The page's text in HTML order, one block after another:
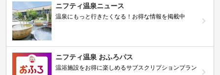
ニフティ温泉ニュース
温泉にもっと行きたくなる！お得な情報を掲載中
ニフティ温泉 おふろパス
温浴施設をお得に楽しめるサブスクリプションプラン